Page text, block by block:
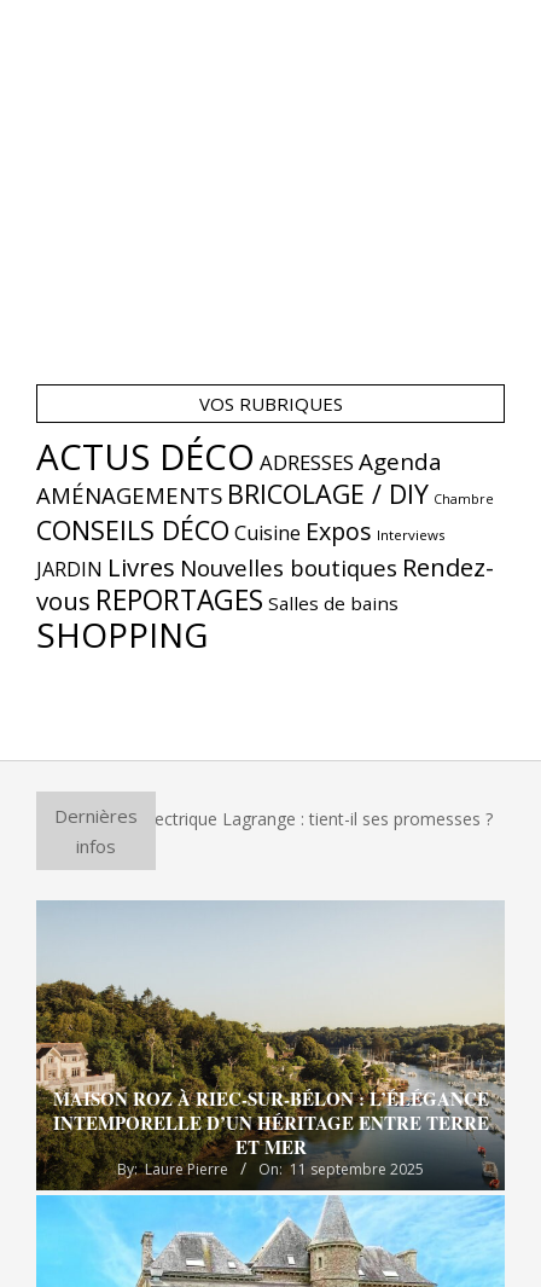
VOS RUBRIQUES
ACTUS DÉCO ADRESSES Agenda
AMÉNAGEMENTS BRICOLAGE / DIY Chambre
CONSEILS DÉCO Cuisine Expos Interviews
JARDIN Livres Nouvelles boutiques Rendez-
vous REPORTAGES Salles de bains
SHOPPING
Dernières
infos
à pizza électrique Lagrange : tient-il ses promesses ?
MAISON ROZ À RIEC-SUR-BÉLON : L’ÉLÉGANCE
INTEMPORELLE D’UN HÉRITAGE ENTRE TERRE
ET MER
By: Laure Pierre On: 11 septembre 2025